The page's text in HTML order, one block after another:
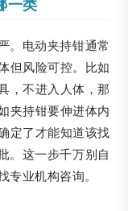
一类
。电动夹持钳通常
但风险可控。比如
，不进入人体，那
夹持钳要伸进体内
定了才能知道该找
。这一步千万别自
业机构咨询。